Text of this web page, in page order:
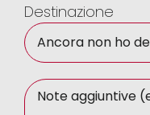
Destinazione